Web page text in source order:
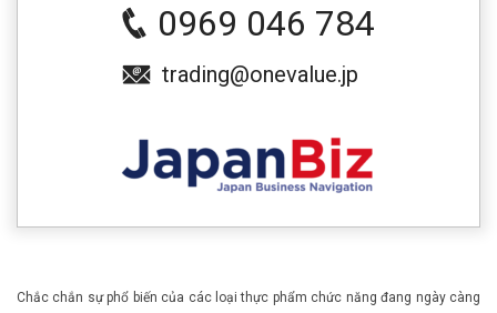
0969 046 784
trading@onevalue.jp
Chắc chắn sự phổ biến của các loại thực phẩm chức năng đang ngày càng